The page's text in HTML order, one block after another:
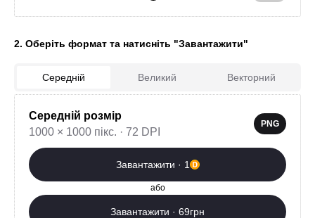
1
Додаткові послуги
2. Оберіть формат та натисніть "Завантажити"
Середній Великий Векторний
Середній розмір
1000 × 1000 пікс. · 72 DPI
PNG
Завантажити · 1
або
Завантажити · 69грн